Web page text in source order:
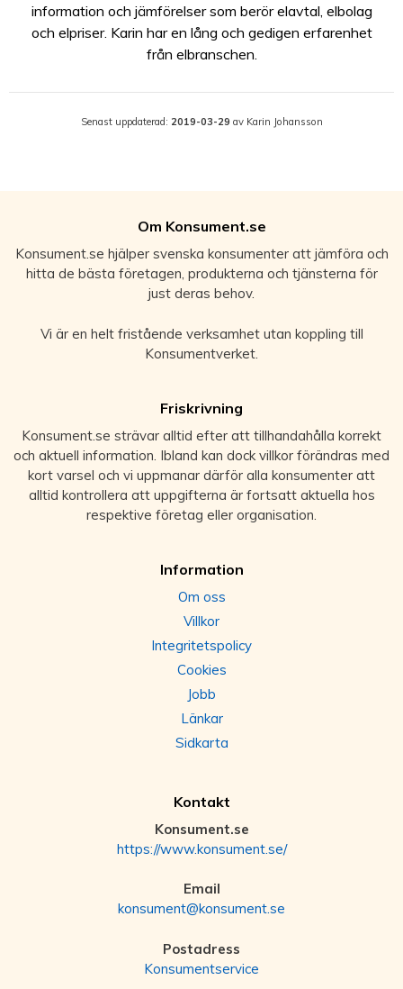
information och jämförelser som berör elavtal, elbolag
och elpriser. Karin har en lång och gedigen erfarenhet
från elbranschen.
Senast uppdaterad: 2019-03-29 av Karin Johansson
Om Konsument.se
Konsument.se hjälper svenska konsumenter att jämföra och
hitta de bästa företagen, produkterna och tjänsterna för
just deras behov.
Vi är en helt fristående verksamhet utan koppling till
Konsumentverket.
Friskrivning
Konsument.se strävar alltid efter att tillhandahålla korrekt
och aktuell information. Ibland kan dock villkor förändras med
kort varsel och vi uppmanar därför alla konsumenter att
alltid kontrollera att uppgifterna är fortsatt aktuella hos
respektive företag eller organisation.
Information
Om oss
Villkor
Integritetspolicy
Cookies
Jobb
Länkar
Sidkarta
Kontakt
Konsument.se
https://www.konsument.se/
Email
konsument@konsument.se
Postadress
Konsumentservice